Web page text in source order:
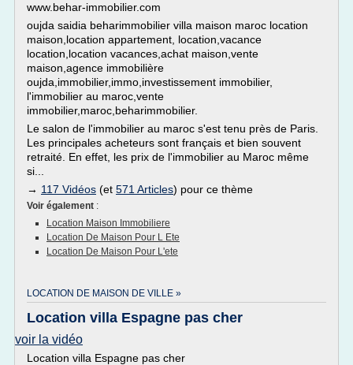
www.behar-immobilier.com
oujda saidia beharimmobilier villa maison maroc location
maison,location appartement, location,vacance
location,location vacances,achat maison,vente
maison,agence immobilière
oujda,immobilier,immo,investissement immobilier,
l'immobilier au maroc,vente
immobilier,maroc,beharimmobilier.
Le salon de l'immobilier au maroc s'est tenu près de Paris.
Les principales acheteurs sont français et bien souvent
retraité. En effet, les prix de l'immobilier au Maroc même
si...
→ 117 Vidéos (et 571 Articles) pour ce thème
Voir également :
Location Maison Immobiliere
Location De Maison Pour L Ete
Location De Maison Pour L'ete
LOCATION DE MAISON DE VILLE »
Location villa Espagne pas cher
voir la vidéo
Location villa Espagne pas cher